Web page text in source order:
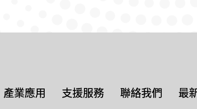
產業應用 支援服務 聯絡我們 最